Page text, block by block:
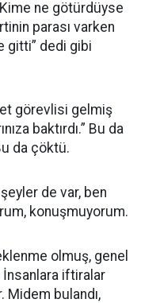
Kime ne götürdüyse
parası varken
gitti” dedi gibi
görevlisi gelmiş
baktırdı.” Bu da
da çöktü.
de var, ben
konuşmuyorum.
olmuş, genel
İnsanlara iftiralar
Midem bulandı,